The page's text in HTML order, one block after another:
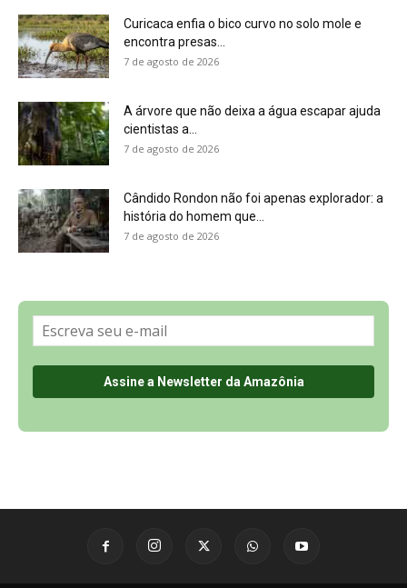
Política de Privacidade, LGPD e RGPD
Últimas Notícias
🌎 Español
©